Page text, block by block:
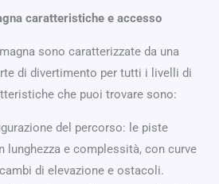
caratteristiche e accesso
sono caratterizzate da una
di divertimento per tutti i livelli di
che puoi trovare sono:
del percorso: le piste
lunghezza e complessità, con curve
di elevazione e ostacoli.